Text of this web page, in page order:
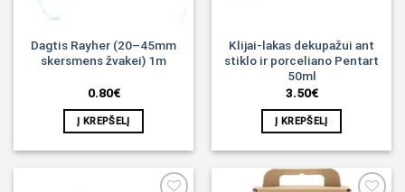
Dagtis Rayher (20–45mm
skersmens žvakei) 1m
0.80€
Į KREPŠELĮ
Klijai-lakas dekupažui ant
stiklo ir porceliano Pentart
50ml
3.50€
Į KREPŠELĮ